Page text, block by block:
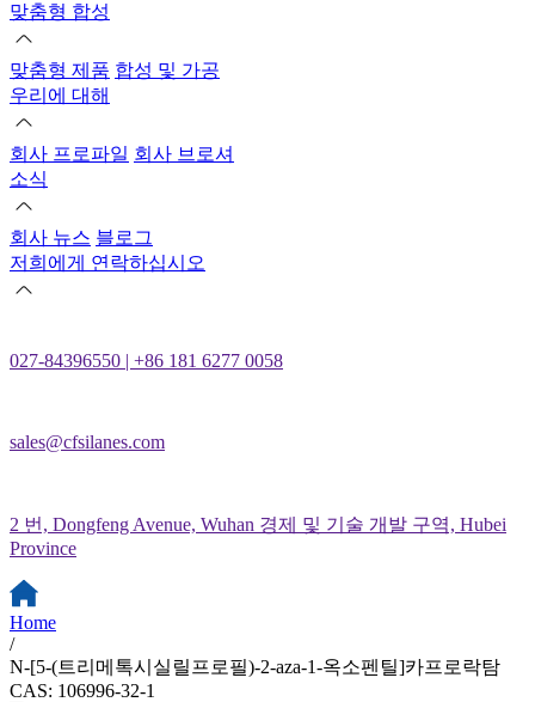
맞춤형 합성
맞춤형 제품 합성 및 가공
우리에 대해
회사 프로파일 회사 브로셔
소식
회사 뉴스 블로그
저희에게 연락하십시오
027-84396550 | +86 181 6277 0058
sales@cfsilanes.com
2 번, Dongfeng Avenue, Wuhan 경제 및 기술 개발 구역, Hubei
Province
Home
/
N-[5-(트리메톡시실릴프로필)-2-aza-1-옥소펜틸]카프로락탐
CAS: 106996-32-1